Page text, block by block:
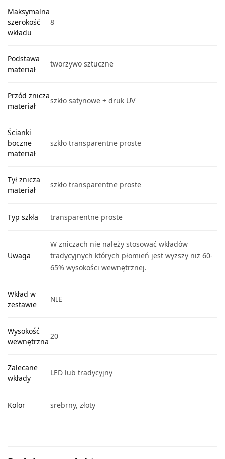
Maksymalna
szerokość
wkładu
8
Podstawa
materiał
tworzywo sztuczne
Przód znicza
materiał
szkło satynowe + druk UV
Ścianki
boczne
materiał
szkło transparentne proste
Tył znicza
materiał
szkło transparentne proste
Typ szkła transparentne proste
Uwaga
W zniczach nie należy stosować wkładów
tradycyjnych których płomień jest wyższy niż 60-
65% wysokości wewnętrznej.
Wkład w
zestawie
NIE
Wysokość
wewnętrzna
20
Zalecane
wkłady
LED lub tradycyjny
Kolor srebrny, złoty